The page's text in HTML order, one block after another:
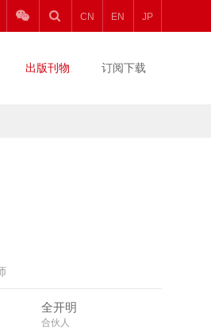
CN EN JP
出版刊物 订阅下载
全开明
合伙人